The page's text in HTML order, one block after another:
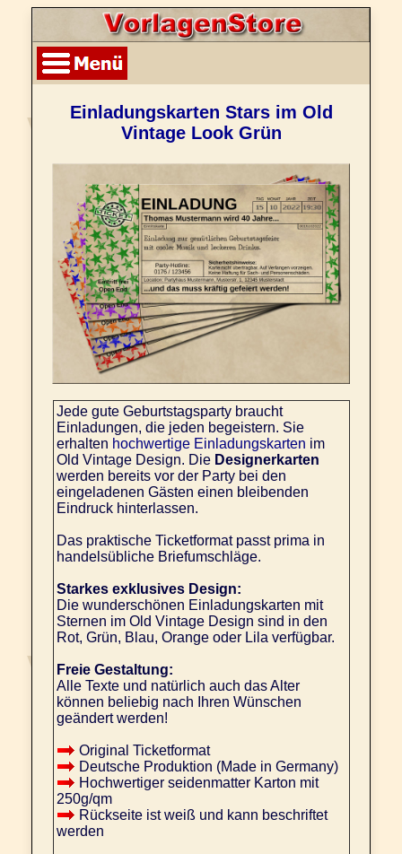
Einladungskarten Stars im Old
Vintage Look Grün
Jede gute Geburtstagsparty braucht
Einladungen, die jeden begeistern. Sie
erhalten hochwertige Einladungskarten im
Old Vintage Design. Die Designerkarten
werden bereits vor der Party bei den
eingeladenen Gästen einen bleibenden
Eindruck hinterlassen.
Das praktische Ticketformat passt prima in
handelsübliche Briefumschläge.
Starkes exklusives Design:
Die wunderschönen Einladungskarten mit
Sternen im Old Vintage Design sind in den
Rot, Grün, Blau, Orange oder Lila verfügbar.
Freie Gestaltung:
Alle Texte und natürlich auch das Alter
können beliebig nach Ihren Wünschen
geändert werden!
Original Ticketformat
Deutsche Produktion (Made in Germany)
Hochwertiger seidenmatter Karton mit
250g/qm
Rückseite ist weiß und kann beschriftet
werden